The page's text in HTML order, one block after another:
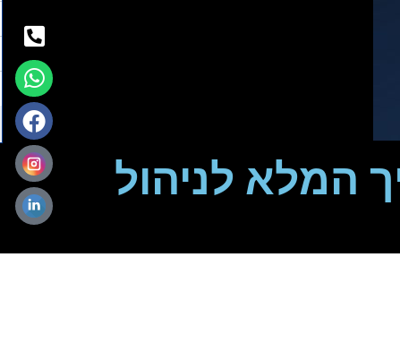
המלא לניהול